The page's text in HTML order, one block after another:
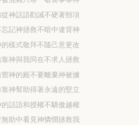
從神話語勸誡不硬著頸項
忘記神拯救不暗中違背神
的樣式敬拜不隨己意更改
靠神與我同在不求人拯救
禦神的殿不要離棄神被擄
靠神幫助得著永遠的堅立
的話語和授權不驕傲越權
無助中看見神憐憫拯救我